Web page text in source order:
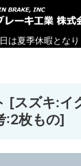
[スズキ:
枚もの]